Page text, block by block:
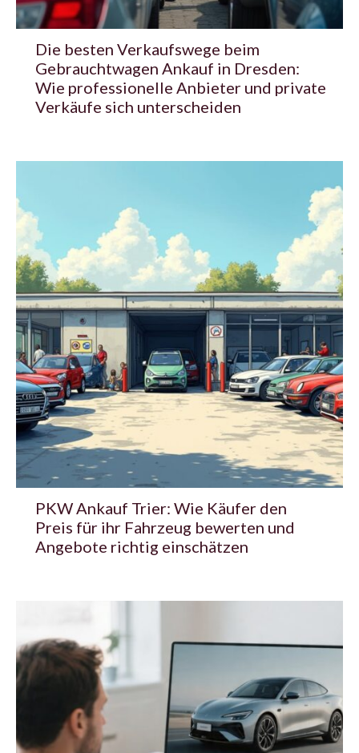
Die besten Verkaufswege beim
Gebrauchtwagen Ankauf in Dresden:
Wie professionelle Anbieter und private
Verkäufe sich unterscheiden
PKW Ankauf Trier: Wie Käufer den
Preis für ihr Fahrzeug bewerten und
Angebote richtig einschätzen